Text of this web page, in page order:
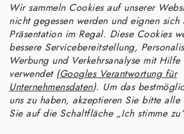
Wir sammeln Cookies auf unserer
nicht gegessen werden und eignen
Präsentation im Regal. Diese Cookies
bessere Servicebereitstellung,
Werbung und Verkehrsanalyse mit Hilfe
verwendet (Googles Verantwortung für
Unternehmensdaten). Um das
uns zu haben, akzeptieren Sie bitte
Sie auf die Schaltfläche „Ich stimme
Informace pro vás